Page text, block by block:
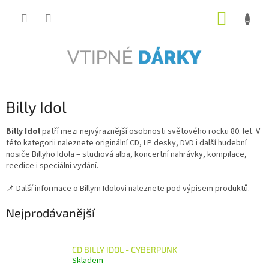
Billy Idol
Billy Idolpatří mezi nejvýraznější osobnosti světového rocku 80. let. V
této kategorii naleznete originální CD, LP desky, DVD i další hudební
nosiče Billyho Idola – studiová alba, koncertní nahrávky, kompilace,
reedice i speciální vydání.
📌 Další informace o Billym Idolovi naleznete pod výpisem produktů.
Nejprodávanější
CD BILLY IDOL - CYBERPUNK
Skladem